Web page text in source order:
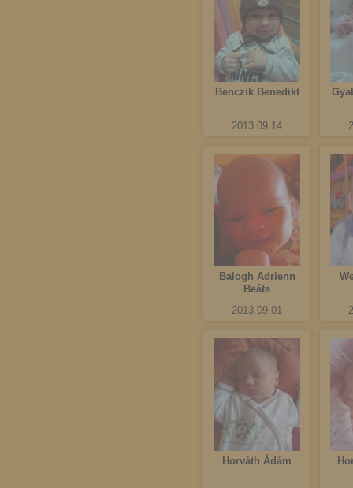
Benczik Benedikt
2013.09.14
Balogh Adrienn
Beáta
2013.09.01
Horváth Ádám